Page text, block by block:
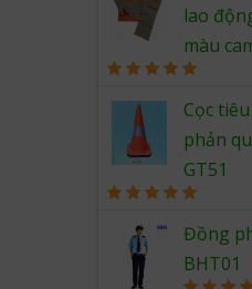
lao
màu
out of 5
Cọc
phản
GT51
out of 5
Đồng
BHT01